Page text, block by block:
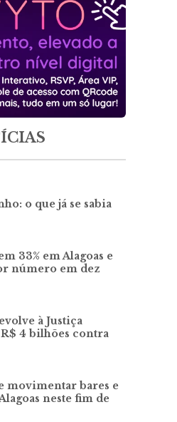
o que já se sabia
33% em Alagoas e
número em dez
à Justiça
R$ 4 bilhões contra
movimentar bares e
neste fim de